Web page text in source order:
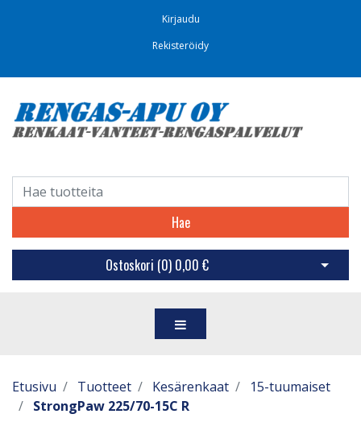
Kirjaudu
Rekisteröidy
Hae
Ostoskori (0) 0,00 € Avaa
Etusivu Tuotteet Kesärenkaat
15-tuumaiset
StrongPaw 225/70-15C R